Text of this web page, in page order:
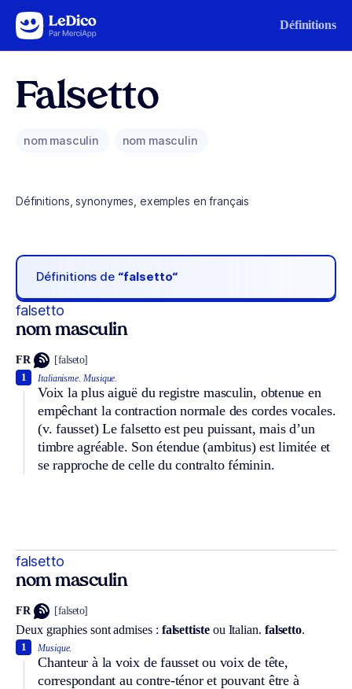
Aller au contenu Définitions
Falsetto
nom masculin nom masculin
Définitions, synonymes, exemples en français
Définitions de “falsetto“
falsetto
nom masculin
FR [falseto]
Italianisme. Musique.
Voix la plus aiguë du registre masculin, obtenue en
empêchant la contraction normale des cordes vocales.
(v. fausset)Le falsetto est peu puissant, mais d’un
timbre agréable. Son étendue (ambitus) est limitée et
se rapproche de celle du contralto féminin.
1
falsetto
nom masculin
FR [falseto]
Deux graphies sont admises : falsettisteou Italian. falsetto.
Musique.
Chanteur à la voix de fausset ou voix de tête,
correspondant au contre-ténor et pouvant être à
1